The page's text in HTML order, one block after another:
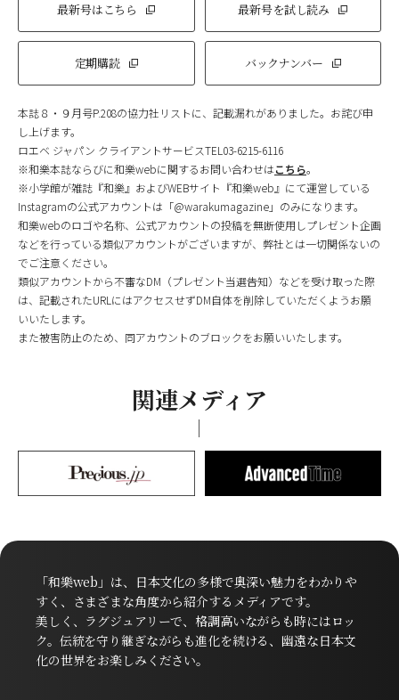
最新号はこちら 最新号を試し読み
定期購読 バックナンバー
本誌８・９月号P.208の協力社リストに、記載漏れがありました。お詫び申
し上げます。
ロエベ ジャパン クライアントサービスTEL03-6215-6116
※和樂本誌ならびに和樂webに関するお問い合わせはこちら。
※小学館が雑誌『和樂』およびWEBサイト『和樂web』にて運営している
Instagramの公式アカウントは「@warakumagazine」のみになります。
和樂webのロゴや名称、公式アカウントの投稿を無断使用しプレゼント企画
などを行っている類似アカウントがございますが、弊社とは一切関係ないの
でご注意ください。
類似アカウントから不審なDM（プレゼント当選告知）などを受け取った際
は、記載されたURLにはアクセスせずDM自体を削除していただくようお願
いいたします。
また被害防止のため、同アカウントのブロックをお願いいたします。
関連メディア
「和樂web」は、日本文化の多様で奥深い魅力をわかりや
すく、さまざまな角度から紹介するメディアです。
美しく、ラグジュアリーで、格調高いながらも時にはロッ
ク。伝統を守り継ぎながらも進化を続ける、幽遠な日本文
化の世界をお楽しみください。